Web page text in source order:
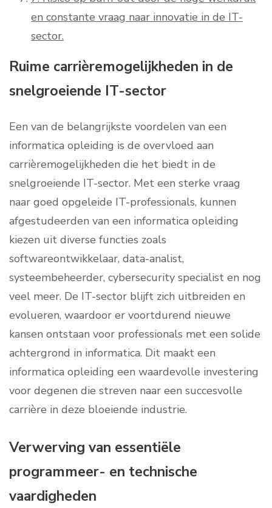
en constante vraag naar innovatie in de IT-
sector.
Ruime carrièremogelijkheden in de
snelgroeiende IT-sector
Een van de belangrijkste voordelen van een
informatica opleiding is de overvloed aan
carrièremogelijkheden die het biedt in de
snelgroeiende IT-sector. Met een sterke vraag
naar goed opgeleide IT-professionals, kunnen
afgestudeerden van een informatica opleiding
kiezen uit diverse functies zoals
softwareontwikkelaar, data-analist,
systeembeheerder, cybersecurity specialist en nog
veel meer. De IT-sector blijft zich uitbreiden en
evolueren, waardoor er voortdurend nieuwe
kansen ontstaan voor professionals met een solide
achtergrond in informatica. Dit maakt een
informatica opleiding een waardevolle investering
voor degenen die streven naar een succesvolle
carrière in deze bloeiende industrie.
Verwerving van essentiële
programmeer- en technische
vaardigheden